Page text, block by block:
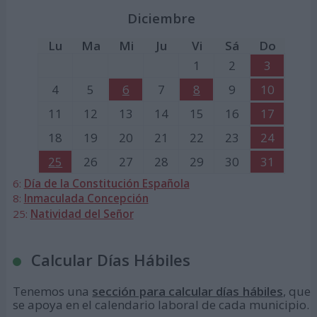
Diciembre
Lu Ma Mi Ju Vi Sá
Do
1
2
3
4
5 6 7 8 9
10
11
12 13 14 15 16
17
18
19 20 21 22 23
24
25
26 27 28 29 30 31
6: Día de la Constitución Española
8: Inmaculada Concepción
25: Natividad del Señor
Calcular Días Hábiles
Tenemos una sección para calcular días hábiles, que
se apoya en el calendario laboral de cada municipio.